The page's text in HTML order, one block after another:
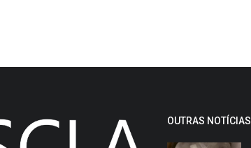
OUTRAS NOTÍCIAS